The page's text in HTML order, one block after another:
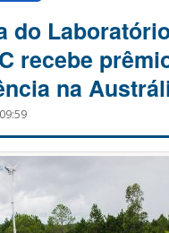
do
recebe
na